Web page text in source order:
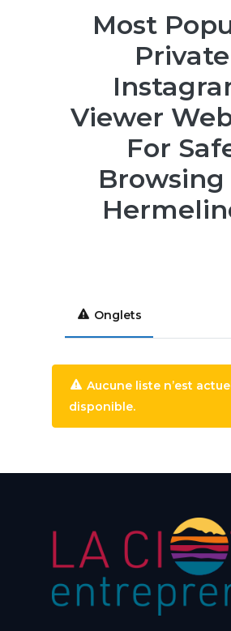
Most
Private
Viewer
For
Onglets
Aucune liste n’est
disponible.